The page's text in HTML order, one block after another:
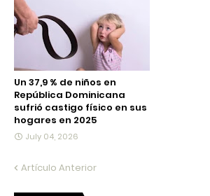
Un 37,9 % de niños en
República Dominicana
sufrió castigo físico en sus
hogares en 2025
July 04, 2026
Artículo Anterior